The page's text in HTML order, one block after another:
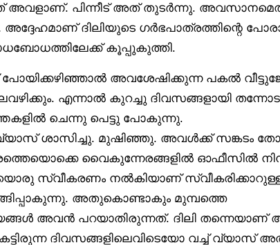
അവളാണ്. പിന്നീട് അത് തുടർന്നു.
ദിലിയുടെ ഗർഭപാത്രത്തിന്റെ
കൂപ്പുകുത്തി.
അവശേഷിക്കുന്ന പകൽ
എന്നാൽ കുറച്ചു ദിവസങ്ങളായി
ചെന്നു പെട്ടു പോകുന്നു.
ശാസിച്ചു. മുഷിഞ്ഞു. അവൾക്ക് സങ്കടം
വൈകുന്നേരങ്ങളിൽ ഓഫീസിൽ
സ്വീകരണം നൽകിയാണ്
അതുകൊണ്ടാകും മുമ്പത്തെ
അവൻ പറയാതിരുന്നത്. ദിലി തന്നെയാണ്
ദിവസങ്ങളിലെവിടെയോ വച്ച് വ്യാസ് അത്